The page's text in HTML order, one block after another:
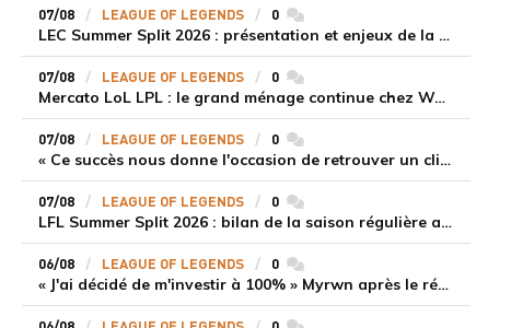
07/08 LEAGUE OF LEGENDS 0commentaires
LEC Summer Split 2026 : présentation et enjeux de la troisième semaine de compétition
07/08 LEAGUE OF LEGENDS 0commentaires
Mercato LoL LPL : le grand ménage continue chez Weibo Gaming, Jiejie quitte le navire au profit de Xiaohao
07/08 LEAGUE OF LEGENDS 0commentaires
« Ce succès nous donne l'occasion de retrouver un climat beaucoup plus positif » Ryu et Canyon soulagés après la victoire de Gen.G sur HLE
07/08 LEAGUE OF LEGENDS 0commentaires
LFL Summer Split 2026 : bilan de la saison régulière avec Solary en tête
06/08 LEAGUE OF LEGENDS 0commentaires
« J'ai décidé de m'investir à 100% » Myrwn après le réveil de Movistar KOI face à Fnatic